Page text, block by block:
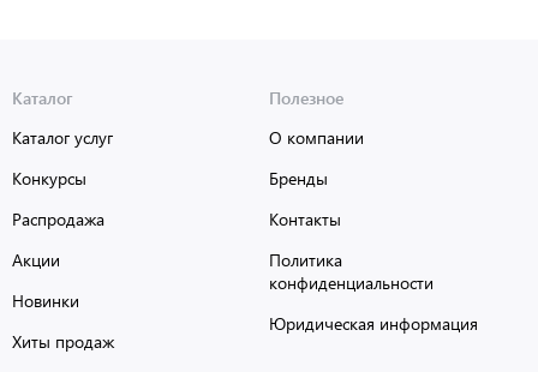
Каталог
Каталог услуг
Конкурсы
Распродажа
Акции
Новинки
Хиты продаж
Полезное
О компании
Бренды
Контакты
Политика
конфиденциальности
Юридическая информация